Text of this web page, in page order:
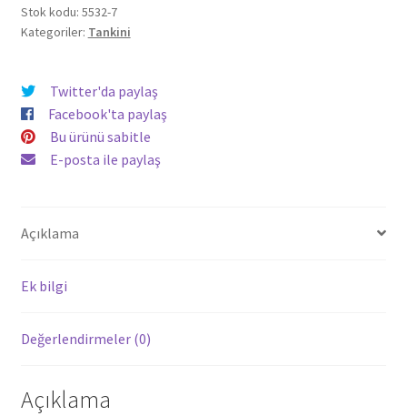
5532
Büyük
Mor
adet
Stok kodu: 5532-7
Kategoriler: Tankini
Twitter'da paylaş
Facebook'ta paylaş
Bu ürünü sabitle
E-posta ile paylaş
Açıklama
Ek bilgi
Değerlendirmeler (0)
Açıklama